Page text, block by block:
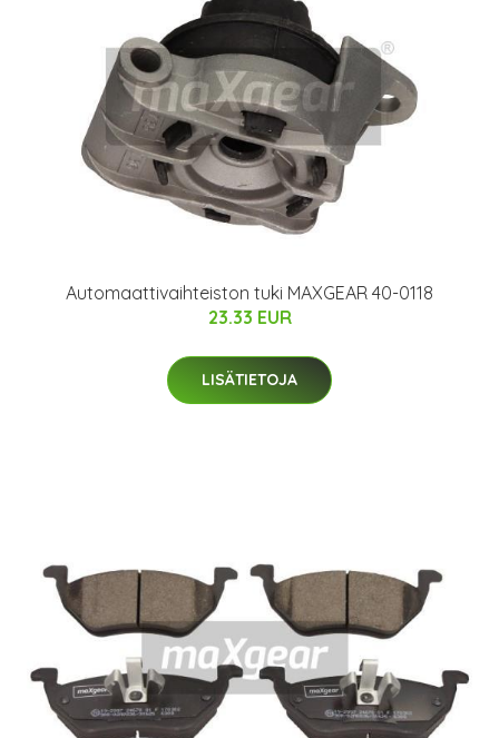
Automaattivaihteiston tuki MAXGEAR 40-0118
23.33 EUR
LISÄTIETOJA